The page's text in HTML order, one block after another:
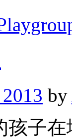
by
孩子